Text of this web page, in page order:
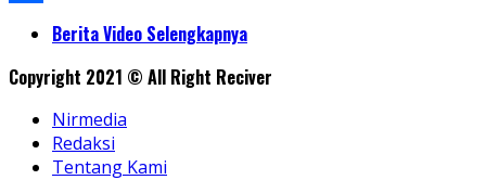
ShareBerita Video Selengkapnya
Copyright 2021 © All Right Reciver
Nirmedia
Redaksi
Tentang Kami